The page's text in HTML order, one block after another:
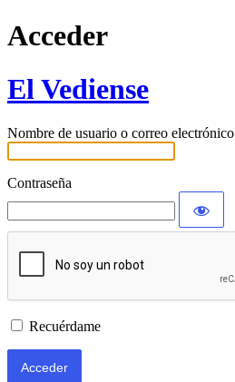
Acceder
El Vediense
Nombre de usuario o correo electrónico
Contraseña
Recuérdame